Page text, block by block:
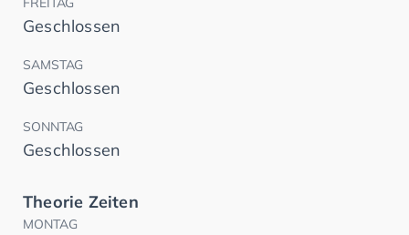
Geschlossen
SAMSTAG
Geschlossen
SONNTAG
Geschlossen
Theorie Zeiten
MONTAG